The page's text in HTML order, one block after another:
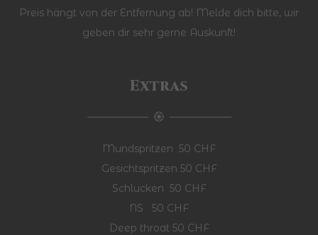
Preis hängt von der Entfernung ab! Melde dich bitte, wir
geben dir sehr gerne Auskunft!
Extras
Mundspritzen 50 CHF
Gesichtspritzen 50 CHF
Schlucken 50 CHF
NS 50 CHF
Deep throat 50 CHF